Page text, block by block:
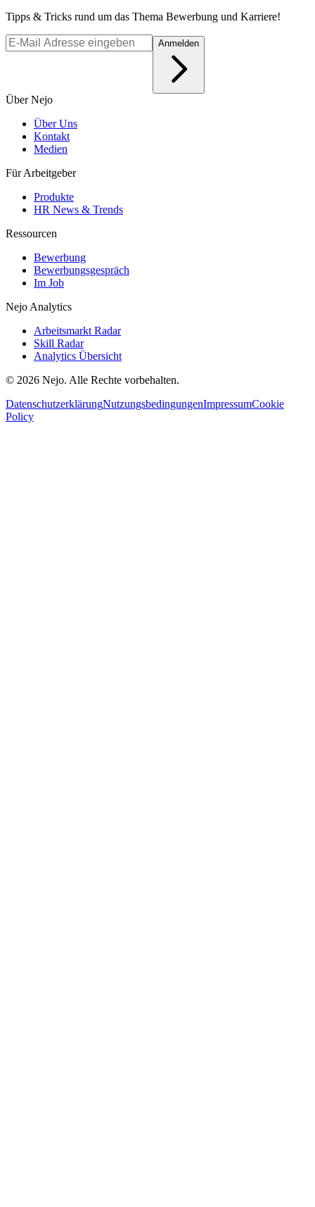
Tipps & Tricks rund um das Thema Bewerbung und Karriere!
Anmelden
Über Nejo
Über Uns
Kontakt
Medien
Für Arbeitgeber
Produkte
HR News & Trends
Ressourcen
Bewerbung
Bewerbungsgespräch
Im Job
Nejo Analytics
Arbeitsmarkt Radar
Skill Radar
Analytics Übersicht
© 2026 Nejo. Alle Rechte vorbehalten.
DatenschutzerklärungNutzungsbedingungenImpressumCookie
Policy